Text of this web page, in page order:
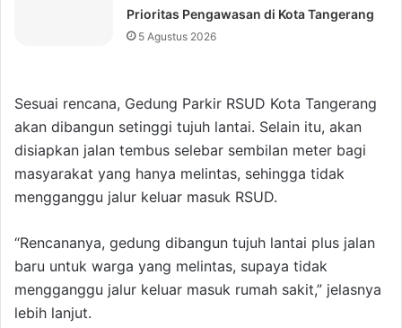
Prioritas Pengawasan di Kota Tangerang
5 Agustus 2026
Sesuai rencana, Gedung Parkir RSUD Kota Tangerang
akan dibangun setinggi tujuh lantai. Selain itu, akan
disiapkan jalan tembus selebar sembilan meter bagi
masyarakat yang hanya melintas, sehingga tidak
mengganggu jalur keluar masuk RSUD.
“Rencananya, gedung dibangun tujuh lantai plus jalan
baru untuk warga yang melintas, supaya tidak
mengganggu jalur keluar masuk rumah sakit,” jelasnya
lebih lanjut.